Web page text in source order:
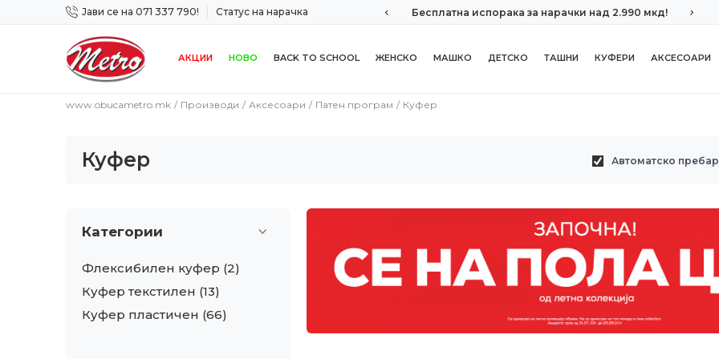
Јави се на 071 337 790! Статус на нарачка
Сигурно плаќање со платежна картичка! Бесплатна испорака за нарачки над 2.990 мкд!
АКЦИИ НОВО BACK TO SCHOOL ЖЕНСКО МАШКО ДЕТСКО ТАШНИ КУФЕРИ АКСЕСОАРИ
www.obucametro.mk Производи Аксесоари Патен програм Куфер
Куфер Автоматско
Категории
Флексибилен куфер (2)
Куфер текстилен (13)
Куфер пластичен (66)